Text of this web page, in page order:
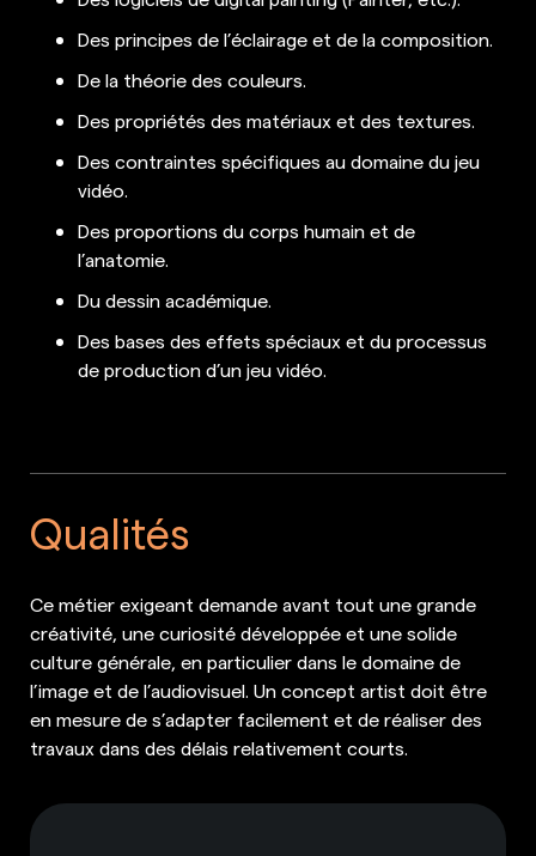
Des principes de l’éclairage et de la composition.
De la théorie des couleurs.
Des propriétés des matériaux et des textures.
Des contraintes spécifiques au domaine du jeu
vidéo.
Des proportions du corps humain et de
l’anatomie.
Du dessin académique.
Des bases des effets spéciaux et du processus
de production d’un jeu vidéo.
Qualités
Ce métier exigeant demande avant tout une grande
créativité, une curiosité développée et une solide
culture générale, en particulier dans le domaine de
l’image et de l’audiovisuel. Un concept artist doit être
en mesure de s’adapter facilement et de réaliser des
travaux dans des délais relativement courts.